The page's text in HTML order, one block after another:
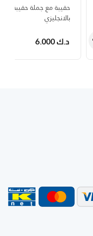
حقيبة مع جملة حقيبة
بالانجليزي
د.ك 6.000